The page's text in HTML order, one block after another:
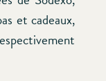
et cadeaux,